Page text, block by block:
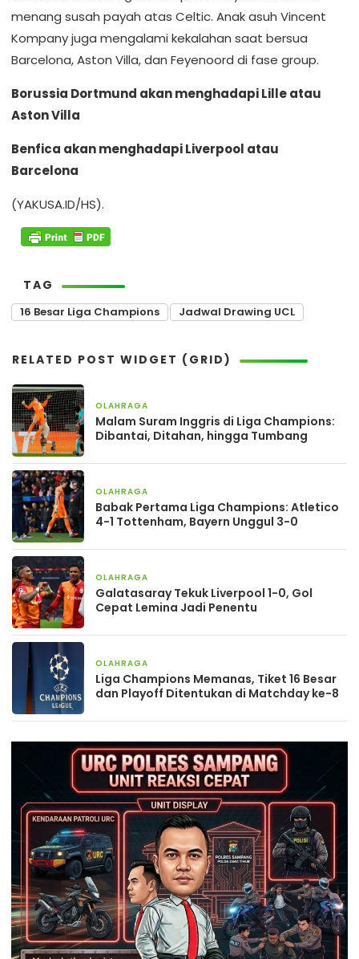
menang susah payah atas Celtic. Anak asuh Vincent
Kompany juga mengalami kekalahan saat bersua
Barcelona, Aston Villa, dan Feyenoord di fase group.
Borussia Dortmund akan menghadapi Lille atau
Aston Villa
Benfica akan menghadapi Liverpool atau
Barcelona
(YAKUSA.ID/HS).
TAG
16 Besar Liga Champions Jadwal Drawing UCL
RELATED POST WIDGET (GRID)
OLAHRAGA
Malam Suram Inggris di Liga Champions:
Dibantai, Ditahan, hingga Tumbang
OLAHRAGA
Babak Pertama Liga Champions: Atletico
4-1 Tottenham, Bayern Unggul 3-0
OLAHRAGA
Galatasaray Tekuk Liverpool 1-0, Gol
Cepat Lemina Jadi Penentu
OLAHRAGA
Liga Champions Memanas, Tiket 16 Besar
dan Playoff Ditentukan di Matchday ke-8